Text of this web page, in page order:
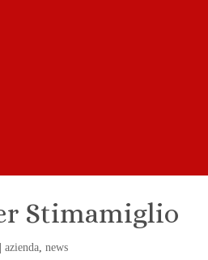
Stimamiglio
|azienda ,news